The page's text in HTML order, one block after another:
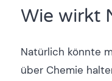
Wie wirkt
Natürlich könnte
über Chemie